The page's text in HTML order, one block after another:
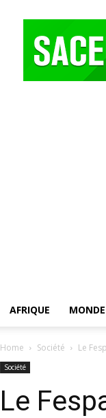
AFRIQUE MONDE
Home Société Le
Société
Le